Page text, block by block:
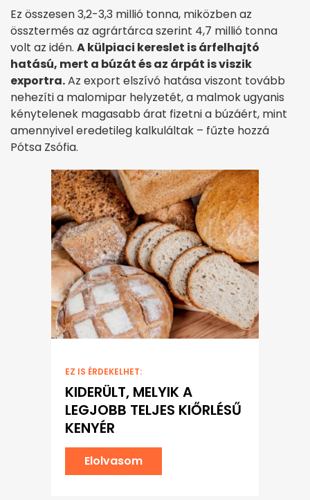
Ez összesen 3,2-3,3 millió tonna, miközben az
össztermés az agrártárca szerint 4,7 millió tonna
volt az idén. A külpiaci kereslet is árfelhajtó
hatású, mert a búzát és az árpát is viszik
exportra.Az export elszívó hatása viszont tovább
nehezíti a malomipar helyzetét, a malmok ugyanis
kénytelenek magasabb árat fizetni a búzáért, mint
amennyivel eredetileg kalkuláltak – fűzte hozzá
Pótsa Zsófia.
EZ IS ÉRDEKELHET:
KIDERÜLT, MELYIK A
LEGJOBB TELJES KIŐRLÉSŰ
KENYÉR
Elolvasom